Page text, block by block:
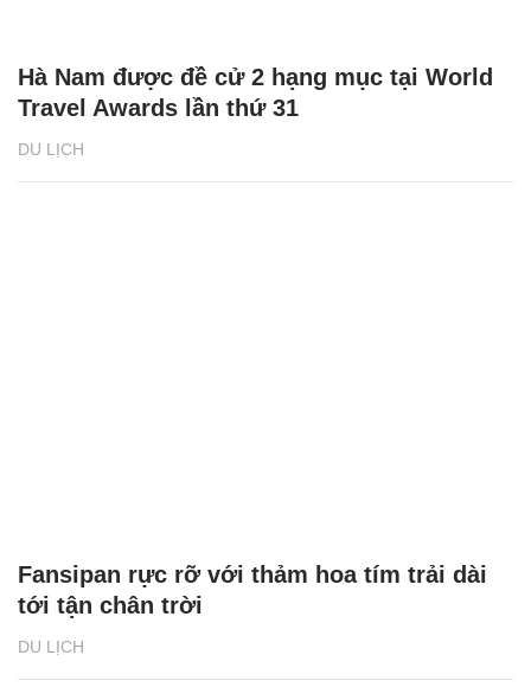
DU LỊCH
Hà Nam được đề cử 2 hạng mục tại World
Travel Awards lần thứ 31
DU LỊCH
Fansipan rực rỡ với thảm hoa tím trải dài
tới tận chân trời